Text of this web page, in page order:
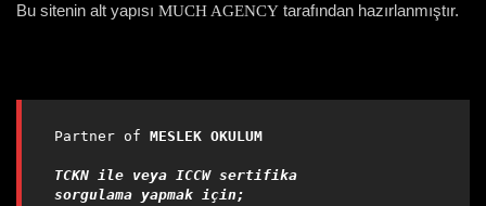
Bu sitenin alt yapısı MUCH AGENCY tarafından hazırlanmıştır.
Partner of MESLEK OKULUM
TCKN ile veya ICCW sertifika
sorgulama yapmak için;